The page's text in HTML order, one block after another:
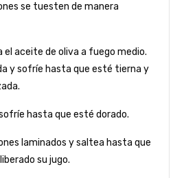
se tuesten de manera
el aceite de oliva a fuego medio.
y sofríe hasta que esté tierna y
hasta que esté dorado.
laminados y saltea hasta que
su jugo.